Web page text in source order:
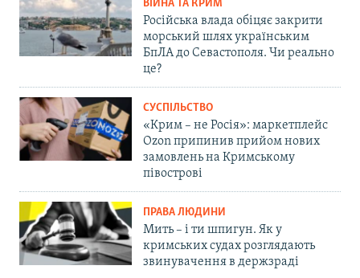
ВІЙНА ТА КРИМ
Російська влада обіцяє закрити
морський шлях українським
БпЛА до Севастополя. Чи реально
це?
СУСПІЛЬСТВО
«Крим – не Росія»: маркетплейс
Ozon припинив прийом нових
замовлень на Кримському
півострові
ПРАВА ЛЮДИНИ
Мить – і ти шпигун. Як у
кримських судах розглядають
звинувачення в держзраді